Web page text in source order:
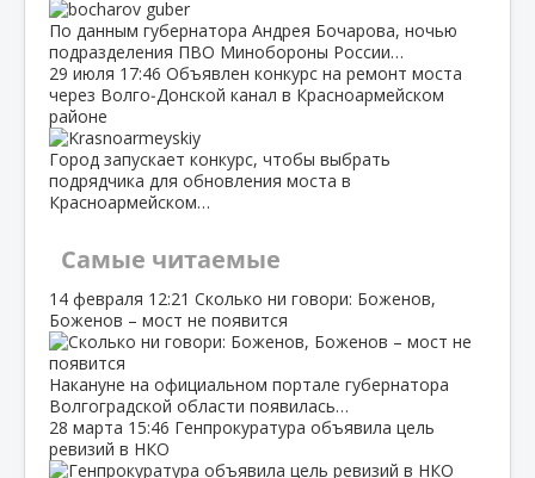
По данным губернатора Андрея Бочарова, ночью
подразделения ПВО Минобороны России…
29 июля 17:46 Объявлен конкурс на ремонт моста
через Волго‑Донской канал в Красноармейском
районе
Город запускает конкурс, чтобы выбрать
подрядчика для обновления моста в
Красноармейском…
Самые читаемые
14 февраля 12:21 Сколько ни говори: Боженов,
Боженов – мост не появится
Накануне на официальном портале губернатора
Волгоградской области появилась…
28 марта 15:46 Генпрокуратура объявила цель
ревизий в НКО